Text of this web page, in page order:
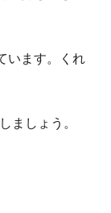
います。くれ
ましょう。